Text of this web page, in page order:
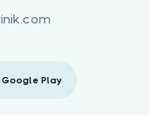
Google Play